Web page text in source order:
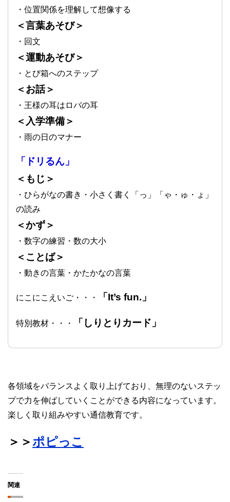
・位置関係を理解して想像する
＜言葉あそび＞
・回文
＜運動あそび＞
・とび箱へのステップ
＜お話＞
・王様の耳はロバの耳
＜入学準備＞
・雨の日のマナー
「ドリるん」
＜もじ＞
・ひらがなの書き・小さく書く「っ」「ゃ・ゅ・ょ」
の読み
＜かず＞
・数字の練習・数の大小
＜ことば＞
・動きの言葉・かたかなの言葉
にこにこえいご・・・ 「It’s fun.」
特別教材・・・ 「しりとりカード」
各領域をバランスよく取り上げており、無理のないステッ
プで力を伸ばしていくことができる内容になっています。
楽しく取り組みやすい通信教育です。
＞＞ポピっこ
関連